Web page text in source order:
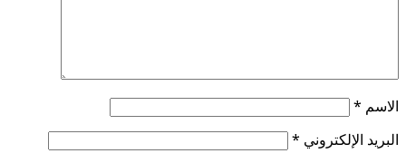
الاسم *
البريد الإلكتروني *